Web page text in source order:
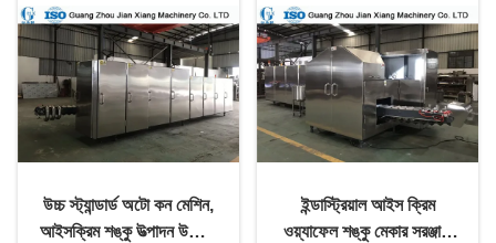
উচ্চ স্ট্যান্ডার্ড অটো কন মেশিন,
আইসক্রিম শঙ্কু উত্পাদন উদ্ভিদ
ইন্ডাস্ট্রিয়াল আইস ক্রিম
ওয়্যাফেল শঙ্কু মেকার সরঞ্জাম,